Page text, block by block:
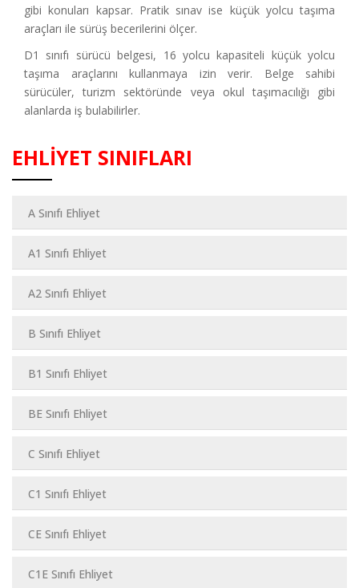
gibi konuları kapsar. Pratik sınav ise küçük yolcu taşıma
araçları ile sürüş becerilerini ölçer.
D1 sınıfı sürücü belgesi, 16 yolcu kapasiteli küçük yolcu
taşıma araçlarını kullanmaya izin verir. Belge sahibi
sürücüler, turizm sektöründe veya okul taşımacılığı gibi
alanlarda iş bulabilirler.
EHLİYET SINIFLARI
A Sınıfı Ehliyet
A1 Sınıfı Ehliyet
A2 Sınıfı Ehliyet
B Sınıfı Ehliyet
B1 Sınıfı Ehliyet
BE Sınıfı Ehliyet
C Sınıfı Ehliyet
C1 Sınıfı Ehliyet
CE Sınıfı Ehliyet
C1E Sınıfı Ehliyet